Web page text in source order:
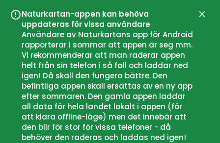
Naturkartan-appen kan behöva
uppdateras för vissa användare
Användare av Naturkartans app för Android
rapporterar i sommar att appen är seg mm.
Vi rekommenderar att man raderar appen
helt från sin telefon i så fall och laddar ned
igen! Då skall den fungera bättre. Den
befintliga appen skall ersättas av en ny app
efter sommaren. Den gamla appen laddar
all data för hela landet lokalt i appen (för
att klara offline-läge) men det innebär att
den blir för stor för vissa telefoner - då
behöver den raderas och laddas ned igen!